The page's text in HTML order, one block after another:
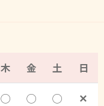
木 金 土 日
◯ ◯ ◯ ✕